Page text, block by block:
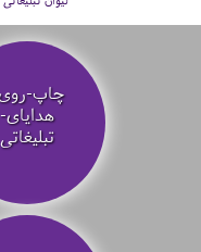
چاپ-
هدایای-
تبلیغاتی